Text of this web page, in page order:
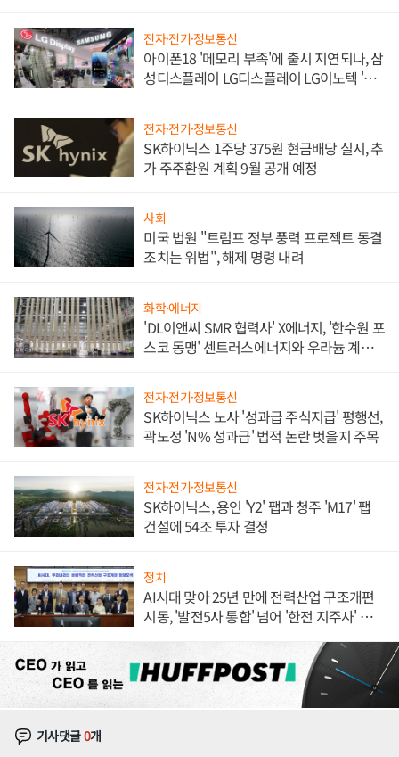
전자·전기·정보통신
아이폰18 '메모리 부족'에 출시 지연되나, 삼
성디스플레이 LG디스플레이 LG이노텍 '탈
전자·전기·정보통신
SK하이닉스 1주당 375원 현금배당 실시, 추
가 주주환원 계획 9월 공개 예정
사회
미국 법원 "트럼프 정부 풍력 프로젝트 동결
조치는 위법", 해제 명령 내려
화학·에너지
'DL이앤씨 SMR 협력사' X에너지, '한수원 포
스코 동맹' 센트러스에너지와 우라늄 계약
전자·전기·정보통신
SK하이닉스 노사 '성과급 주식지급' 평행선,
곽노정 'N% 성과급' 법적 논란 벗을지 주목
전자·전기·정보통신
SK하이닉스, 용인 'Y2' 팹과 청주 'M17' 팹
건설에 54조 투자 결정
정치
AI시대 맞아 25년 만에 전력산업 구조개편
시동, '발전5사 통합' 넘어 '한전 지주사' 재편
기사댓글0개